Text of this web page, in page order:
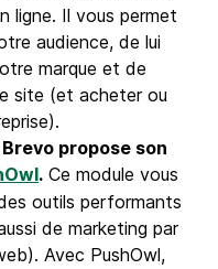
ligne. Il vous permet
audience, de lui
marque et de
site (et acheter ou
Brevo propose son
. Ce module vous
outils performants
de marketing par
Avec PushOwl,